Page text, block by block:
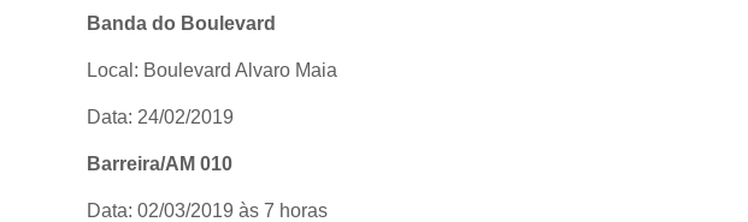
Banda do Boulevard
Local: Boulevard Alvaro Maia
Data: 24/02/2019
Barreira/AM 010
Data: 02/03/2019 às 7 horas